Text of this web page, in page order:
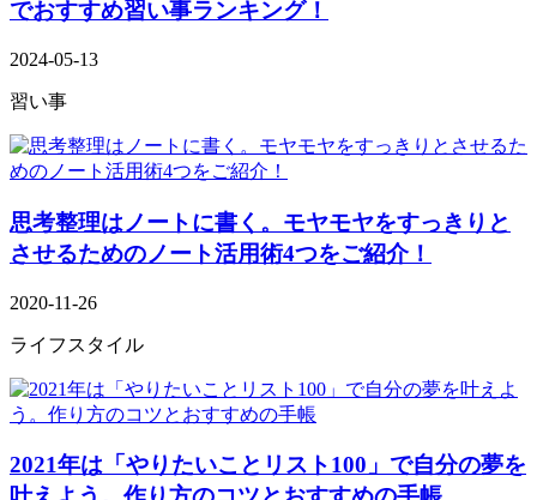
でおすすめ習い事ランキング！
2024-05-13
習い事
思考整理はノートに書く。モヤモヤをすっきりと
させるためのノート活用術4つをご紹介！
2020-11-26
ライフスタイル
2021年は「やりたいことリスト100」で自分の夢を